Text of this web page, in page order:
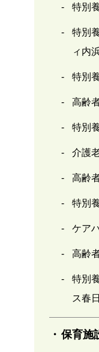
特別
特別
ィ内
特別
高齢
特別
介護
高齢
特別
ケア
高齢
特別
ス春日
保育施